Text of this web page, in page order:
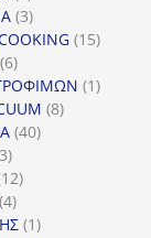
προϊόν
33
προϊόντα
1515
66
προϊόντα 11
88
4040
33
προϊόντα
1212
44
προϊόντα
11